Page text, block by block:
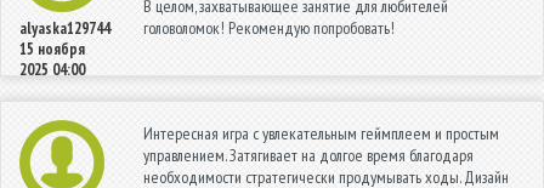
alyaska129744
15 ноября
2025 04:00
В целом, захватывающее занятие для любителей
головоломок! Рекомендую попробовать!
Интересная игра с увлекательным геймплеем и простым
управлением. Затягивает на долгое время благодаря
необходимости стратегически продумывать ходы. Дизайн